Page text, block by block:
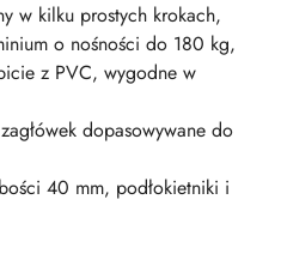
w kilku prostych krokach,
o nośności do 180 kg,
z PVC, wygodne w
dopasowywane do
40 mm, podłokietniki i